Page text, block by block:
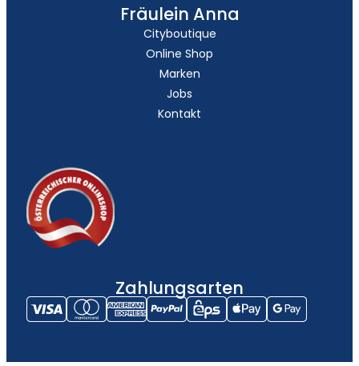
Fräulein Anna
Cityboutique
Online Shop
Marken
Jobs
Kontakt
Zahlungsarten